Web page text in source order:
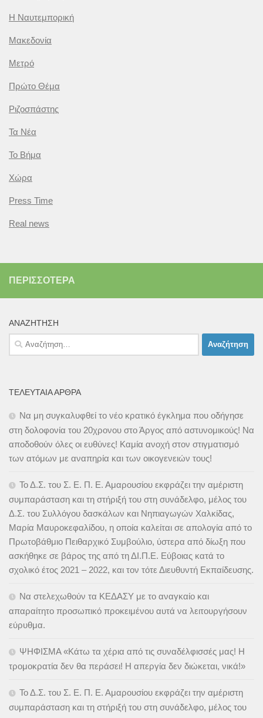
Η Ναυτεμπορική
Μακεδονία
Μετρό
Πρώτο Θέμα
Ριζοσπάστης
Τα Νέα
Το Βήμα
Χώρα
Press Time
Real news
ΠΕΡΙΣΣΌΤΕΡΑ
ΑΝΑΖΉΤΗΣΗ
Αναζήτηση
για:
ΤΕΛΕΥΤΑΊΑ ΆΡΘΡΑ
Να μη συγκαλυφθεί το νέο κρατικό έγκλημα που οδήγησε
στη δολοφονία του 20χρονου στο Άργος από αστυνομικούς! Να
αποδοθούν όλες οι ευθύνες! Καμία ανοχή στον στιγματισμό
των ατόμων με αναπηρία και των οικογενειών τους!
Το Δ.Σ. του Σ. Ε. Π. Ε. Αμαρουσίου εκφράζει την αμέριστη
συμπαράσταση και τη στήριξή του στη συνάδελφο, μέλος του
Δ.Σ. του Συλλόγου δασκάλων και Νηπιαγωγών Χαλκίδας,
Μαρία Μαυροκεφαλίδου, η οποία καλείται σε απολογία από το
Πρωτοβάθμιο Πειθαρχικό Συμβούλιο, ύστερα από δίωξη που
ασκήθηκε σε βάρος της από τη ΔΙ.Π.Ε. Εύβοιας κατά το
σχολικό έτος 2021 – 2022, και τον τότε Διευθυντή Εκπαίδευσης.
Να στελεχωθούν τα ΚΕΔΑΣΥ με το αναγκαίο και
απαραίτητο προσωπικό προκειμένου αυτά να λειτουργήσουν
εύρυθμα.
ΨΗΦΙΣΜΑ «Κάτω τα χέρια από τις συναδέλφισσές μας! Η
τρομοκρατία δεν θα περάσει! Η απεργία δεν διώκεται, νικά!»
Το Δ.Σ. του Σ. Ε. Π. Ε. Αμαρουσίου εκφράζει την αμέριστη
συμπαράσταση και τη στήριξή του στη συνάδελφο, μέλος του